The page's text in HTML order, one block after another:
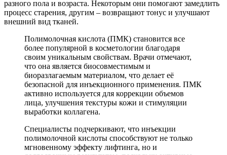
разного пола и возраста. Некоторым они помогают замедлить
процесс старения, другим – возвращают тонус и улучшают
внешний вид тканей.
Полимолочная кислота (ПМК) становится все
более популярной в косметологии благодаря
своим уникальным свойствам. Врачи отмечают,
что она является биосовместимым и
биоразлагаемым материалом, что делает её
безопасной для инъекционного применения. ПМК
активно используется для коррекции объемов
лица, улучшения текстуры кожи и стимуляции
выработки коллагена.
Специалисты подчеркивают, что инъекции
полимолочной кислоты способствуют не только
мгновенному эффекту лифтинга, но и